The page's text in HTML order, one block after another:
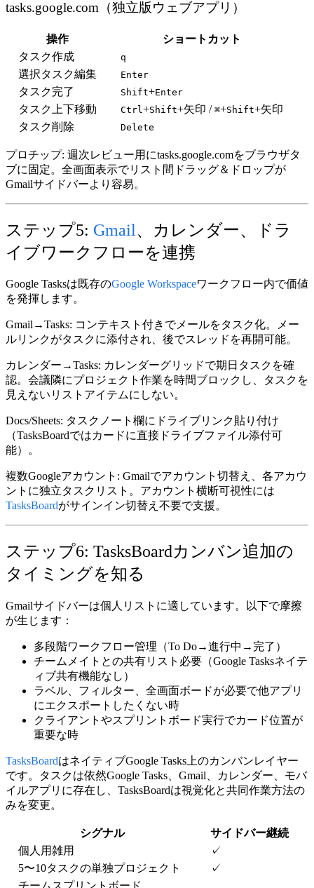
tasks.google.com（独立版ウェブアプリ）
操作
ショートカット
タスク作成
q
選択タスク編集 Enter
タスク完了 Shift+Enter
タスク上下移動 Ctrl +Shift+矢印 / ⌘+Shift+矢印
タスク削除
Delete
プロチップ: 週次レビュー用にtasks.google.comをブラウザタ
ブに固定。全画面表示でリスト間ドラッグ＆ドロップが
Gmailサイドバーより容易。
ステップ5: Gmail、カレンダー、ドラ
イブワークフローを連携
Google Tasksは既存のGoogle Workspaceワークフロー内で価値
を発揮します。
Gmail→Tasks: コンテキスト付きでメールをタスク化。メー
ルリンクがタスクに添付され、後でスレッドを再開可能。
カレンダー→Tasks: カレンダーグリッドで期日タスクを確
認。会議隣にプロジェクト作業を時間ブロックし、タスクを
見えないリストアイテムにしない。
Docs/Sheets: タスクノート欄にドライブリンク貼り付け
（TasksBoardではカードに直接ドライブファイル添付可
能）。
複数Googleアカウント: Gmailでアカウント切替え、各アカウ
ントに独立タスクリスト。アカウント横断可視性には
TasksBoardがサインイン切替え不要で支援。
ステップ6: TasksBoardカンバン追加の
タイミングを知る
Gmailサイドバーは個人リストに適しています。以下で摩擦
が生じます：
多段階ワークフロー管理（To Do→進行中→完了）
チームメイトとの共有リスト 必要（Google Tasksネイテ
ィブ共有機能なし）
ラベル、フィルター、全画面ボードが必要で他アプリ
にエクスポートしたくない時
クライアントやスプリントボード実行でカード位置が
重要な時
TasksBoardはネイティブGoogle Tasks上のカンバンレイヤー
です。タスクは依然Google Tasks、Gmail、カレンダー、モバ
イルアプリに存在し、TasksBoardは視覚化と共同作業方法の
みを変更。
シグナル サイドバー継続
個人用雑用
✓
5〜10タスクの単独プロジェクト
✓